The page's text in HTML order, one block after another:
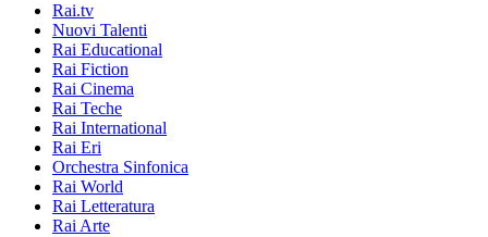
Rai.tv
Nuovi Talenti
Rai Educational
Rai Fiction
Rai Cinema
Rai Teche
Rai International
Rai Eri
Orchestra Sinfonica
Rai World
Rai Letteratura
Rai Arte